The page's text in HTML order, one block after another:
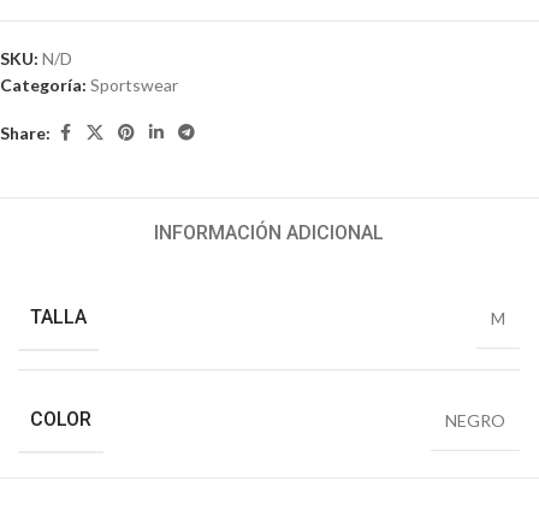
SKU: N/D
Categoría: Sportswear
Share:
INFORMACIÓN ADICIONAL
TALLA M
COLOR NEGRO